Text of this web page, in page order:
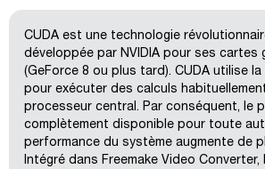
CUDA est une technologie
développée par NVIDIA pour ses cartes
(GeForce 8 ou plus tard). CUDA utilise
pour exécuter des calculs
processeur central. Par conséquent, le
complètement disponible pour toute
performance du système augmente de
Intégré dans Freemake Video